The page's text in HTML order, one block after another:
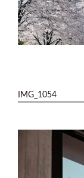
IMG_1054